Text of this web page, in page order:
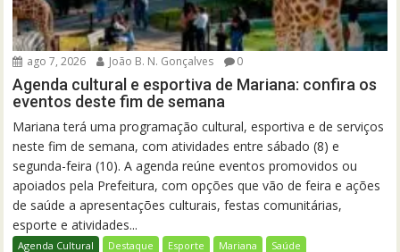
ago 7, 2026 João B. N. Gonçalves 0
Agenda cultural e esportiva de Mariana: confira os
eventos deste fim de semana
Mariana terá uma programação cultural, esportiva e de serviços
neste fim de semana, com atividades entre sábado (8) e
segunda-feira (10). A agenda reúne eventos promovidos ou
apoiados pela Prefeitura, com opções que vão de feira e ações
de saúde a apresentações culturais, festas comunitárias,
esporte e atividades...
Agenda Cultural Destaque Esporte Mariana Saúde